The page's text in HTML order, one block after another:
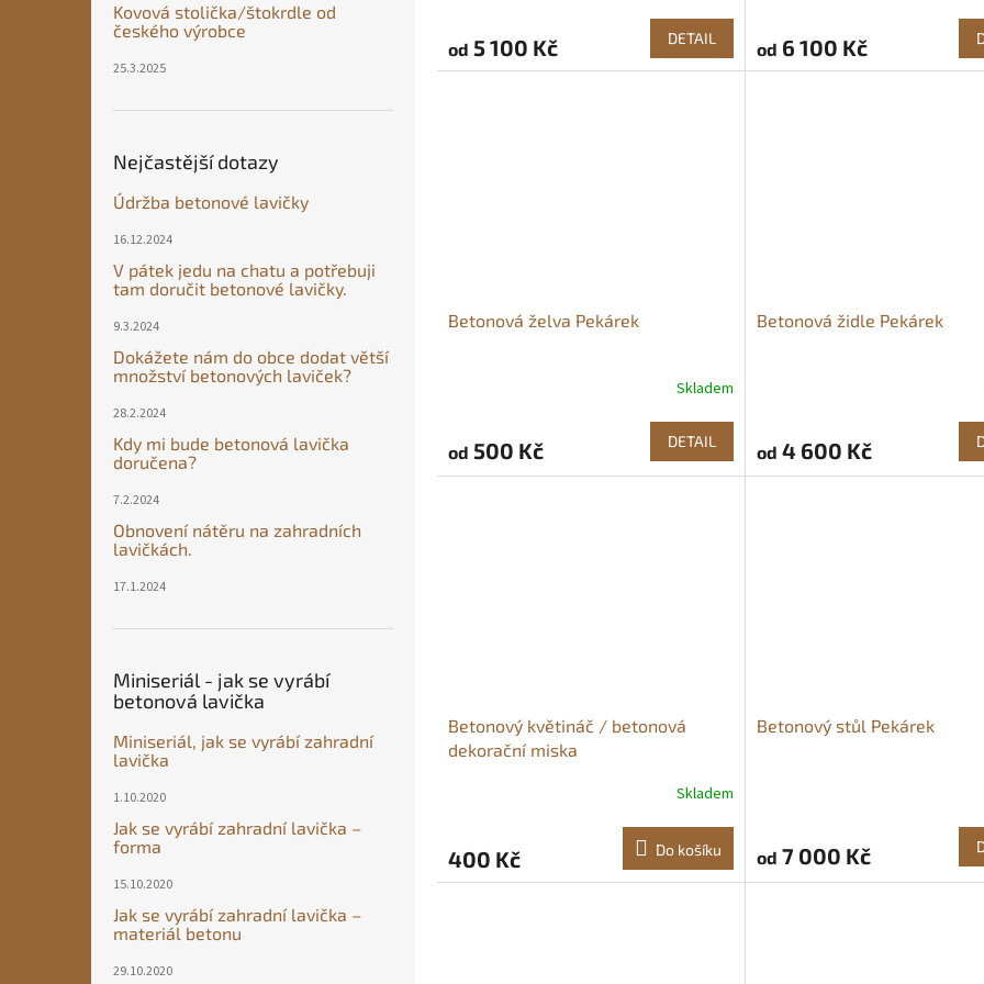
Kovová stolička/štokrdle od
českého výrobce
25.3.2025
Nejčastější dotazy
Údržba betonové lavičky
16.12.2024
V pátek jedu na chatu a potřebuji
tam doručit betonové lavičky.
9.3.2024
Dokážete nám do obce dodat větší
množství betonových laviček?
28.2.2024
Kdy mi bude betonová lavička
doručena?
7.2.2024
Obnovení nátěru na zahradních
lavičkách.
17.1.2024
Miniseriál - jak se vyrábí
betonová lavička
Miniseriál, jak se vyrábí zahradní
lavička
1.10.2020
Jak se vyrábí zahradní lavička –
forma
15.10.2020
Jak se vyrábí zahradní lavička –
materiál betonu
29.10.2020
od 5 100 Kč DETAIL
je
5,0
od 6 100 Kč
Betonová želva Pekárek
Skladem
od 500 Kč DETAIL
Betonová židle Pekárek
od 4 600 Kč
Betonový květináč / betonová
dekorační miska
Skladem
400 Kč Do košíku
Betonový stůl Pekárek
je
5,0
od 7 000 Kč